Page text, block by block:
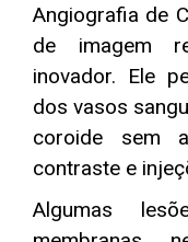
Angiografia de
de imagem
inovador. Ele
dos vasos
coroide sem
contraste e
Algumas